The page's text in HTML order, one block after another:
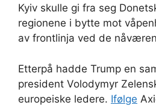
Kyiv skulle gi fra seg
regionene i bytte mot
av frontlinja ved de
Etterpå hadde Trump en
president Volodymyr
europeiske ledere. Ifølge